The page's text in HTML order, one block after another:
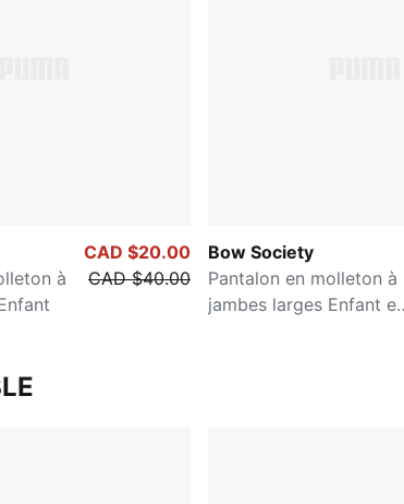
à
CAD $20.00
CAD $40.00
Bow Society
Pantalon en molleton à
jambes larges Enfant et